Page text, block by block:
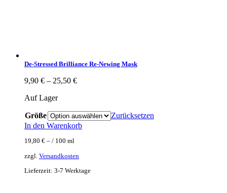
De-Stressed Brilliance Re-Newing Mask
9,90 € – 25,50 €
Auf Lager
Größe
Zurücksetzen
In den Warenkorb
19,80 € – / 100 ml
zzgl. Versandkosten
Lieferzeit: 3-7 Werktage